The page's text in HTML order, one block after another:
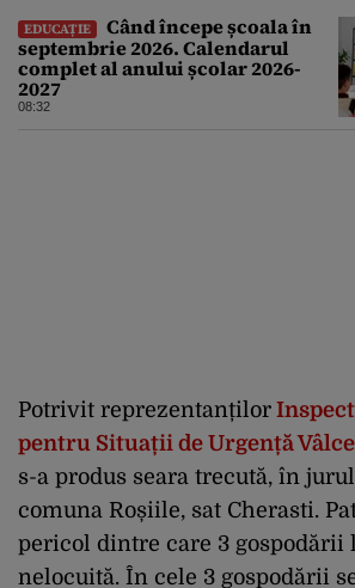
EDUCAȚIE
Când începe școala în
septembrie 2026. Calendarul
complet al anului școlar 2026-
2027
08:32
Potrivit reprezentanților
pentru Situații de Urgență Vâlce
s-a produs seara trecută, în
comuna Roșiile, sat Cherasti.
pericol dintre care 3 gospodării
nelocuită. În cele 3 gospodării